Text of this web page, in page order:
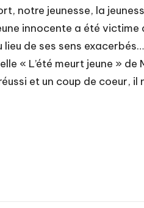
notre jeunesse, la
innocente a été
de ses sens
« L’été meurt jeune » de
et un coup de coeur, il